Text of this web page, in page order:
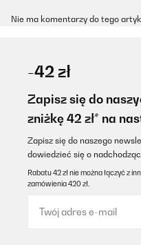
Nie ma komentarzy do tego
-42 zł
Zapisz się do
zniżkę 42 zł* na
Zapisz się do naszego
dowiedzieć się o
Rabatu 42 zł nie można łączyć z
zamówienia 420 zł.